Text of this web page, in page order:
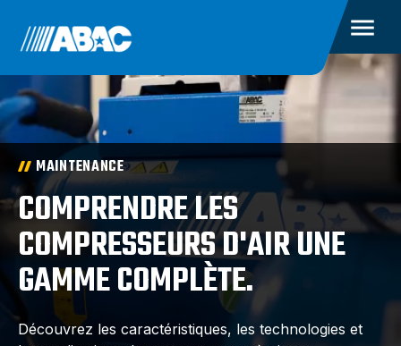
MAINTENANCE
COMPRENDRE LES
COMPRESSEURS D'AIR UNE
GAMME COMPLÈTE.
Découvrez les caractéristiques, les technologies et